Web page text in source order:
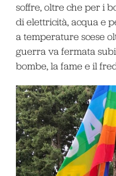
soffre, oltre che per i
di elettricità, acqua e
a temperature scese
guerra va fermata
bombe, la fame e il